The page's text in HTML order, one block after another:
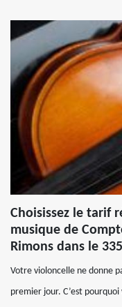
Choisissez le tarif
musique de
Rimons dans le
Votre violoncelle ne donne
premier jour. C’est